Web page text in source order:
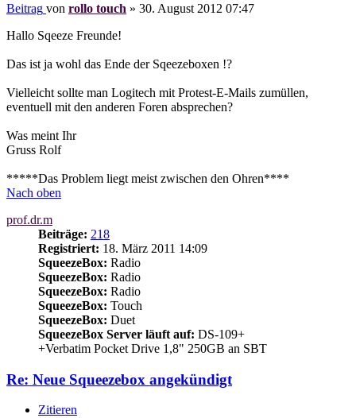
Beitrag von rollo touch » 30. August 2012 07:47
Hallo Sqeeze Freunde!
Das ist ja wohl das Ende der Sqeezeboxen !?
Vielleicht sollte man Logitech mit Protest-E-Mails zumüllen,
eventuell mit den anderen Foren absprechen?
Was meint Ihr
Gruss Rolf
*****Das Problem liegt meist zwischen den Ohren****
Nach oben
prof.dr.m
Beiträge: 218
Registriert: 18. März 2011 14:09
SqueezeBox: Radio
SqueezeBox: Radio
SqueezeBox: Radio
SqueezeBox: Touch
SqueezeBox: Duet
SqueezeBox Server läuft auf: DS-109+
+Verbatim Pocket Drive 1,8" 250GB an SBT
Re: Neue Squeezebox angekündigt
Zitieren